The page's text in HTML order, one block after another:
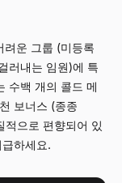
려운 그룹 (미등록
러내는 임원)에 특
수백 개의 콜드 메
보너스 (종종
으로 편향되어 있
하세요.